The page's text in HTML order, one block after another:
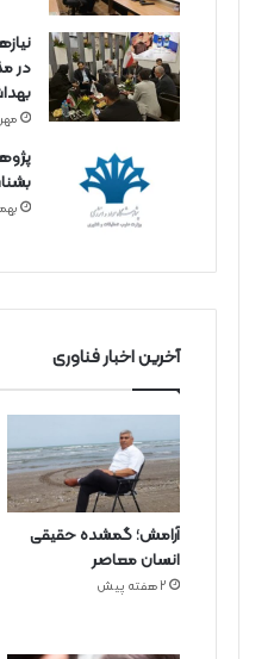
در
مهر ۸,
بهمن
آخرین اخبار فناوری
آرامش؛ گمشده حقیقی
انسان معاصر
2 هفته پیش